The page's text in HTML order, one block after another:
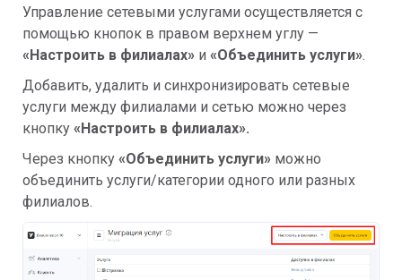
Управление сетевыми услугами осуществляется с
помощью кнопок в правом верхнем углу —
«Настроить в филиалах» и «Объединить услуги».
Добавить, удалить и синхронизировать сетевые
услуги между филиалами и сетью можно через
кнопку «Настроить в филиалах».
Через кнопку «Объединить услуги» можно
объединить услуги/категории одного или разных
филиалов.